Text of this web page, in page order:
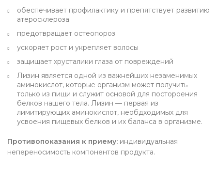
обеспечивает профилактику и препятствует развитию
атеросклероза
предотвращает остеопороз
ускоряет рост и укрепляет волосы
защищает хрусталики глаза от повреждений
Лизин является одной из важнейших незаменимых
аминокислот, которые организм может получить
только из пищи и служит основой для постороения
белков нашего тела. Лизин — первая из
лимитирующих аминокислот, необдходимых для
усвоения пищевых белков и их баланса в организме.
Противопоказания к приему: индивидуальная
непереносимость компонентов продукта.